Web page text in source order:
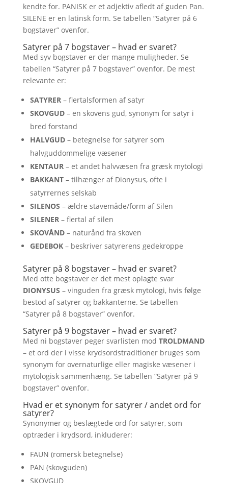
kendte for. PANISK er et adjektiv afledt af guden Pan.
SILENE er en latinsk form. Se tabellen “Satyrer på 6
bogstaver” ovenfor.
Satyrer på 7 bogstaver – hvad er svaret?
Med syv bogstaver er der mange muligheder. Se
tabellen “Satyrer på 7 bogstaver” ovenfor. De mest
relevante er:
SATYRER– flertalsformen af satyr
SKOVGUD– en skovens gud, synonym for satyr i
bred forstand
HALVGUD– betegnelse for satyrer som
halvguddommelige væsener
KENTAUR– et andet halvvæsen fra græsk mytologi
BAKKANT– tilhænger af Dionysus, ofte i
satyrrernes selskab
SILENOS – ældre stavemåde/form af Silen
SILENER– flertal af silen
SKOVÅND– naturånd fra skoven
GEDEBOK– beskriver satyrerens gedekroppe
Satyrer på 8 bogstaver – hvad er svaret?
Med otte bogstaver er det mest oplagte svar
DIONYSUS – vinguden fra græsk mytologi, hvis følge
bestod af satyrer og bakkanterne. Se tabellen
“Satyrer på 8 bogstaver” ovenfor.
Satyrer på 9 bogstaver – hvad er svaret?
Med ni bogstaver peger svarlisten mod TROLDMAND
– et ord der i visse krydsordstraditioner bruges som
synonym for overnaturlige eller magiske væsener i
mytologisk sammenhæng. Se tabellen “Satyrer på 9
bogstaver” ovenfor.
Hvad er et synonym for satyrer / andet ord for
satyrer?
Synonymer og beslægtede ord for satyrer, som
optræder i krydsord, inkluderer:
FAUN (romersk betegnelse)
PAN (skovguden)
SKOVGUD